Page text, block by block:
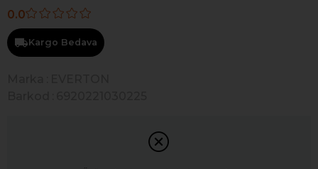
0.0
Kargo Bedava